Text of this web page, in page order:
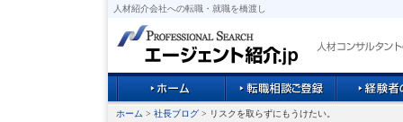
人材紹介会社への転職・就職を橋渡し
ホーム > 社長ブログ > リスクを取らずにもうけたい。